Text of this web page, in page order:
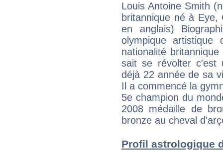
Louis Antoine Smith
britannique né à Eye,
en anglais)
olympique
nationalité
sait se révolter c'est
déjà 22 année de sa
Il a commencé la
5e champion du
2008 médaille de
bronze au cheval
Profil astrologique